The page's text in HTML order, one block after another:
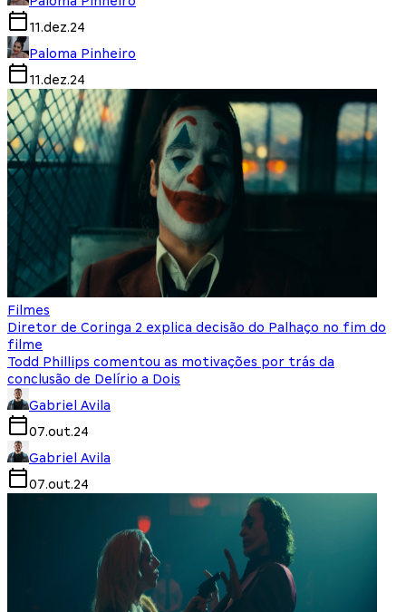
11.dez.24
Paloma Pinheiro
11.dez.24
Filmes
Diretor de Coringa 2 explica decisão do Palhaço no fim do
filme
Todd Phillips comentou as motivações por trás da
conclusão de Delírio a Dois
Gabriel Avila
07.out.24
Gabriel Avila
07.out.24